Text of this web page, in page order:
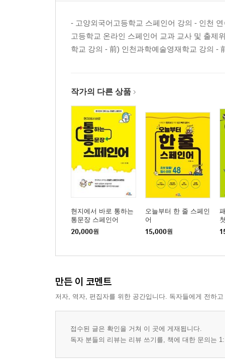
- 고양외국어고등학교 스페인어 강의 - 인천
고등학교 온라인 스페인어 교과 교사 및 출제
학교 강의 - 前) 인천과학예술영재학교 강의 -
작가의 다른 상품
현지에서 바로 통하는
통문장 스페인어
20,000원
오늘부터 한 줄 스페인
어
15,000원
만든 이 코멘트
저자, 역자, 편집자를 위한 공간입니다. 독자들에게 전하
접수된 글은 확인을 거쳐 이 곳에 게재됩니다.
독자 분들의 리뷰는 리뷰 쓰기를, 책에 대한 문의는